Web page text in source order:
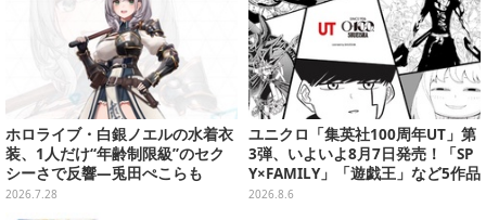
ホロライブ・白銀ノエルの水着衣
装、1人だけ“年齢制限級”のセク
シーさで反響―兎田ぺこらも
「こ、こんなことが許されていい
2026.7.28
ユニクロ「集英社100周年UT」第
3弾、いよいよ8月7日発売！「SP
Y×FAMILY」「遊戯王」など5作品
をデザイン
2026.8.6